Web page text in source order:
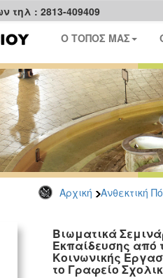
τηλ : 2813-409409
Ο ΤΟΠΟΣ ΜΑΣ
Αρχική Ανθεκτική
Βιωματικά
Εκπαίδευσης από
Κοινωνικής
το Γραφείο